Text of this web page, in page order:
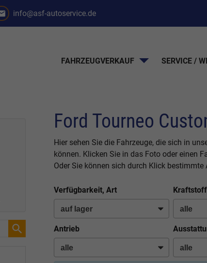
info@asf-autoservice.de
FAHRZEUGVERKAUF SERVICE /
Ford Tourneo
Hier sehen Sie die Fahrzeuge, die sich in
können. Klicken Sie in das Foto oder einen
Oder Sie können sich durch Klick
Verfügbarkeit, Art Kraftstoff
Antrieb